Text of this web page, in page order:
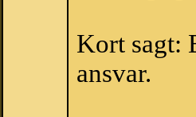
Kort sagt:
ansvar.